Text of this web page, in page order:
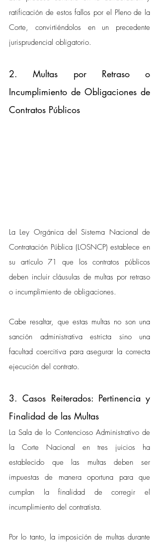
ratificación de estos fallos por el Pleno de la
Corte, convirtiéndolos en un precedente
jurisprudencial obligatorio.
2. Multas por Retraso o
Incumplimiento de Obligaciones de
Contratos Públicos
La Ley Orgánica del Sistema Nacional de
Contratación Pública (LOSNCP) establece en
su artículo 71 que los contratos públicos
deben incluir cláusulas de multas por retraso
o incumplimiento de obligaciones.
Cabe resaltar, que estas multas no son una
sanción administrativa estricta sino una
facultad coercitiva para asegurar la correcta
ejecución del contrato.
3. Casos Reiterados: Pertinencia y
Finalidad de las Multas
La Sala de lo Contencioso Administrativo de
la Corte Nacional en tres juicios ha
establecido que las multas deben ser
impuestas de manera oportuna para que
cumplan la finalidad de corregir el
incumplimiento del contratista.
Por lo tanto, la imposición de multas durante